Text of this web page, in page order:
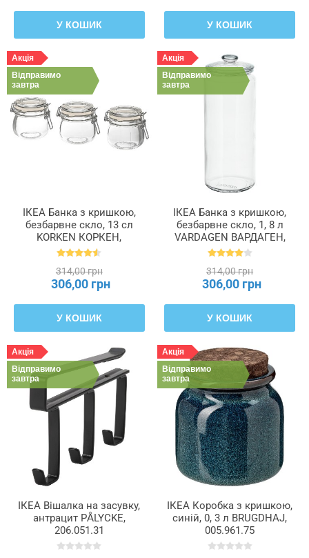
У КОШИК У КОШИК
Акція
Відправимо
завтра
ІКЕА Банка з кришкою,
безбарвне скло, 13 сл
KORKEN КОРКЕН,
403.236.54
314,00 грн
306,00 грн
У КОШИК
Акція
Відправимо
завтра
ІКЕА Банка з кришкою,
безбарвне скло, 1, 8 л
VARDAGEN ВАРДАГЕН,
602.919.30
314,00 грн
306,00 грн
У КОШИК
Акція
Відправимо
завтра
ІКЕА Вішалка на засувку,
антрацит PÅLYCKE,
206.051.31
Акція
Відправимо
завтра
ІКЕА Коробка з кришкою,
синій, 0, 3 л BRUGDHAJ,
005.961.75